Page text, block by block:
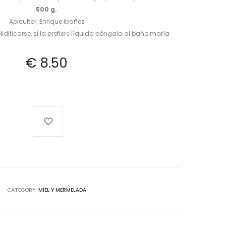
500 g.
Apicultor: Enrique Ibañez
si la prefiere líquida póngala al baño maría
€ 8.50
CATEGORY: MIEL Y MERMELADA